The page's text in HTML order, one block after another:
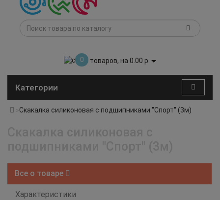
0 товаров, на 0.00 р.
Категории
Скакалка силиконовая с подшипниками "Спорт" (3м)
Все о товаре
Характеристики